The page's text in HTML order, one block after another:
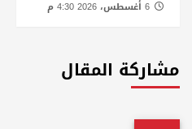
مشاركة المقال